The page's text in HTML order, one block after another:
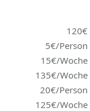
120€
5€/Person
15€/Woche
135€/Woche
20€/Person
125€/Woche